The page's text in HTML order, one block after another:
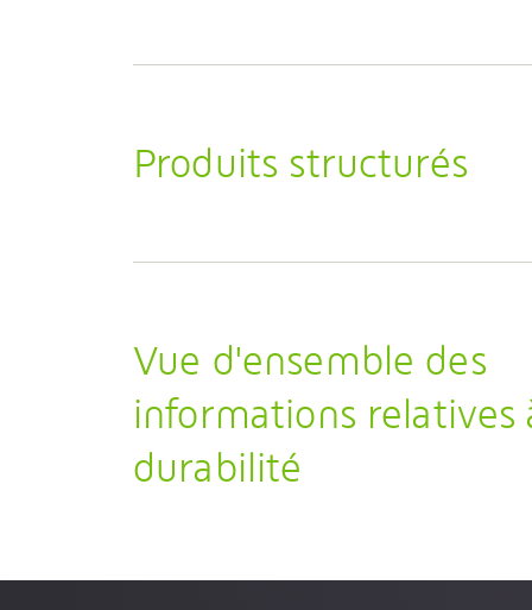
Produits structurés
Vue d'ensemble des
informations relatives
durabilité